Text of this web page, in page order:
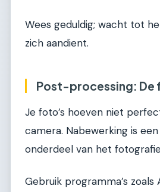
Wees geduldig; wacht tot
zich aandient.
Post-processing: De
Je foto’s hoeven niet
camera. Nabewerking is
onderdeel van het
Gebruik programma’s